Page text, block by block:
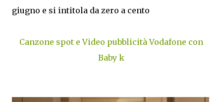
giugno e si intitola da zero a cento
Canzone spot e Video pubblicità Vodafone con
Baby k